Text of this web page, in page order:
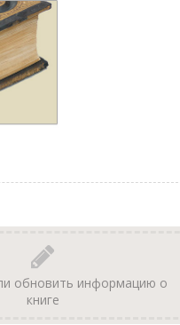
обновить информацию о
книге